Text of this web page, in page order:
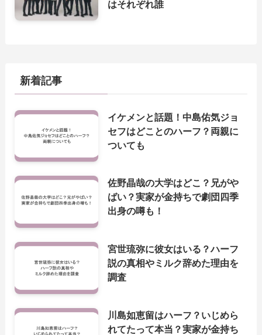
はそれぞれ誰
新着記事
イケメンと話題！中島佑気ジョ
セフはどことのハーフ？両親に
ついても
佐野晶哉の大学はどこ？兄がや
ばい？実家が金持ちで劇団四季
出身の噂も！
宮世琉弥に彼女はいる？ハーフ
説の真相やミルク辞めた理由を
調査
川島如恵留はハーフ？いじめら
れてたって本当？実家が金持ち